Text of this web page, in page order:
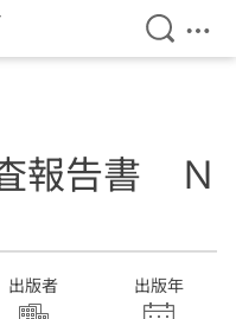
検索を
メ
報告書 Ｎ
出版者 出版年